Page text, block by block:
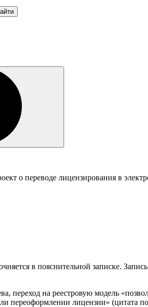
о переводе лицензирования в
в пояснительной записке.
переход на реестровую модель
переоформлении лицензии» (цитата по